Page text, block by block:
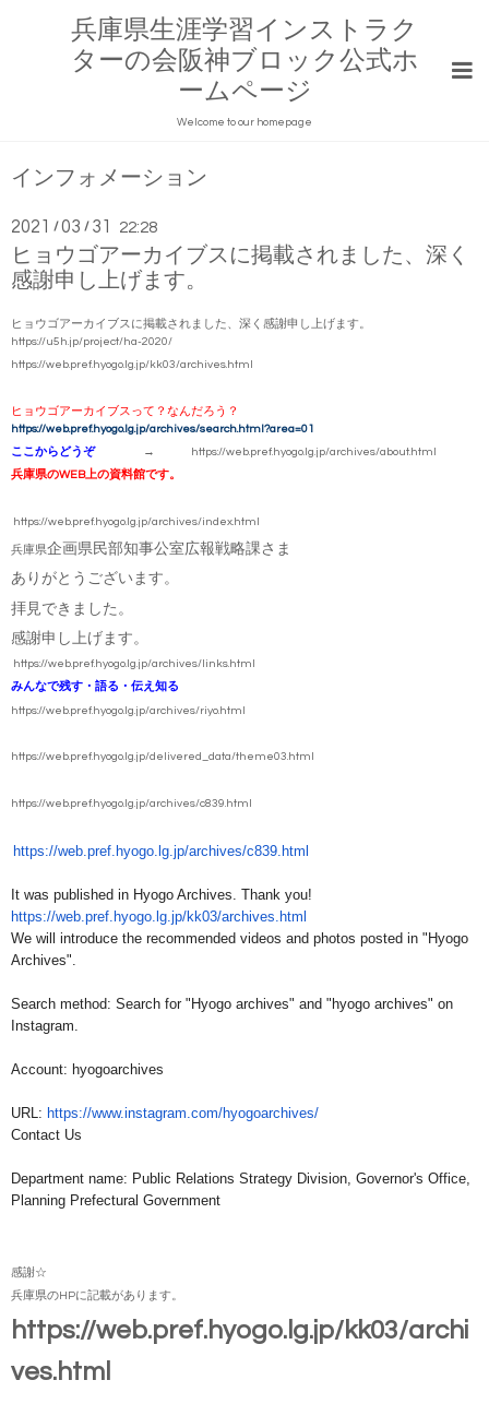
兵庫県生涯学習インストラク
ターの会阪神ブロック公式ホ
ームページ
Welcome to our homepage
インフォメーション
2021 /03 / 31 22:28
ヒョウゴアーカイブスに掲載されました、深く
感謝申し上げます。
ヒョウゴアーカイブスに掲載されました、深く感謝申し上げます。
https://u5h.jp/project/ha-2020/
https://web.pref.hyogo.lg.jp/kk03/archives.html
ヒョウゴアーカイブスって？なんだろう？
https://web.pref.hyogo.lg.jp/archives/search.html?area=01
ここからどうぞ
→ https://web.pref.hyogo.lg.jp/archives/about.html
兵庫県のWEB上の資料館です。
https://web.pref.hyogo.lg.jp/archives/index.html
兵庫県企画県民部知事公室広報戦略課さま
ありがとうございます。
拝見できました。
感謝申し上げます。
https://web.pref.hyogo.lg.jp/archives/links.html
みんなで残す・語る・伝え知る
https://web.pref.hyogo.lg.jp/archives/riyo.html
https://web.pref.hyogo.lg.jp/delivered_data/theme03.html
https://web.pref.hyogo.lg.jp/archives/c839.html
https://web.pref.hyogo.lg.jp/archives/c839.html
It was published in Hyogo Archives. Thank you!
https://web.pref.hyogo.lg.jp/kk03/archives.html
We will introduce the recommended videos and photos posted in "Hyogo
Archives".
Search method: Search for "Hyogo archives" and "hyogo archives" on
Instagram.
Account: hyogoarchives
URL: https://www.instagram.com/hyogoarchives/
Contact Us
Department name: Public Relations Strategy Division, Governor's Office,
Planning Prefectural Government
感謝☆
兵庫県のHPに記載があります。
https://web.pref.hyogo.lg.jp/kk03/archi
ves.html